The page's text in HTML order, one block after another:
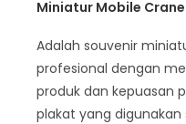
Miniatur Mobile
Adalah souvenir
profesional dengan
produk dan kepuasan
plakat yang